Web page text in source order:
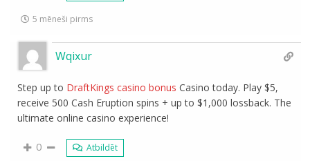
5 mēneši pirms
Wqixur
Step up to DraftKings casino bonus Casino today. Play $5,
receive 500 Cash Eruption spins + up to $1,000 lossback. The
ultimate online casino experience!
0 Atbildēt